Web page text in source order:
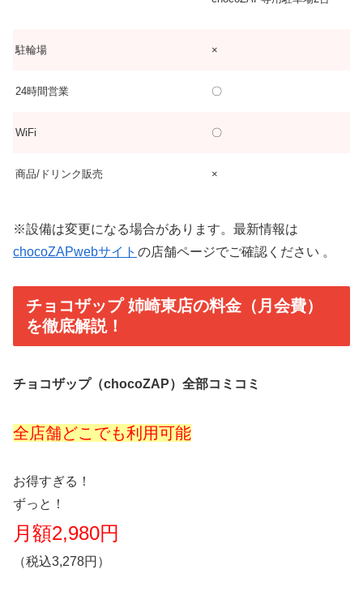
駐輪場 ×
24時間営業 〇
WiFi 〇
商品/ドリンク販売 ×
※設備は変更になる場合があります。最新情報は
chocoZAPwebサイト の店舗ページでご確認ください 。
チョコザップ 姉崎東店の料金（月会費）
を徹底解説！
チョコザップ（chocoZAP）全部コミコミ
全店舗どこでも利用可能
お得すぎる！
ずっと！
月額2,980円
（税込3,278円）